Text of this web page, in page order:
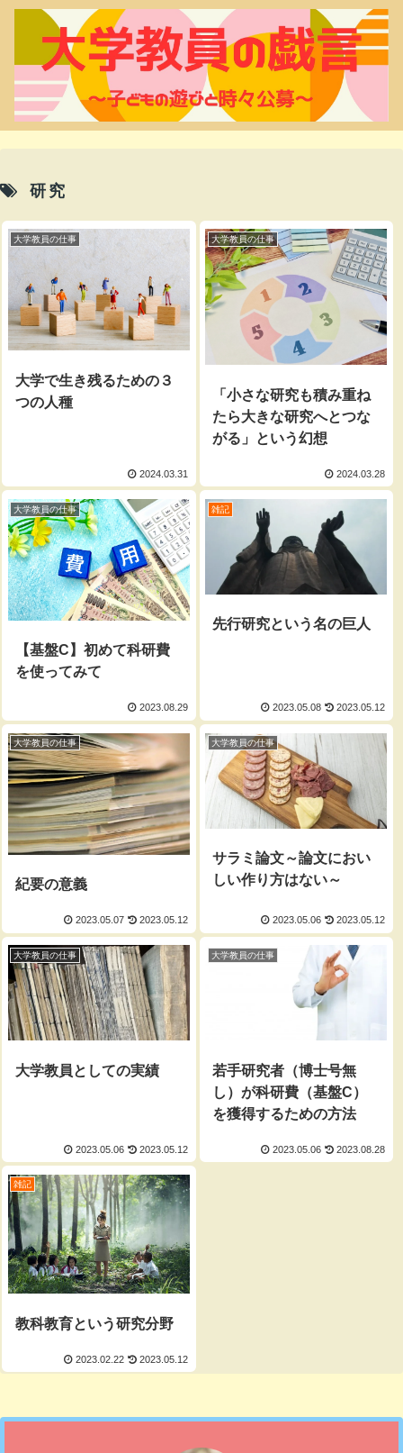
研究
大学教員の仕事
大学で生き残るための３
つの人種
2024.03.31
大学教員の仕事
「小さな研究も積み重ね
たら大きな研究へとつな
がる」という幻想
2024.03.28
大学教員の仕事
【基盤C】初めて科研費
を使ってみて
2023.08.29
雑記
先行研究という名の巨人
2023.05.08 2023.05.12
大学教員の仕事
紀要の意義
2023.05.07 2023.05.12
大学教員の仕事
サラミ論文～論文におい
しい作り方はない～
2023.05.06 2023.05.12
大学教員の仕事
大学教員としての実績
2023.05.06 2023.05.12
大学教員の仕事
若手研究者（博士号無
し）が科研費（基盤C）
を獲得するための方法
2023.05.06 2023.08.28
雑記
教科教育という研究分野
2023.02.22 2023.05.12